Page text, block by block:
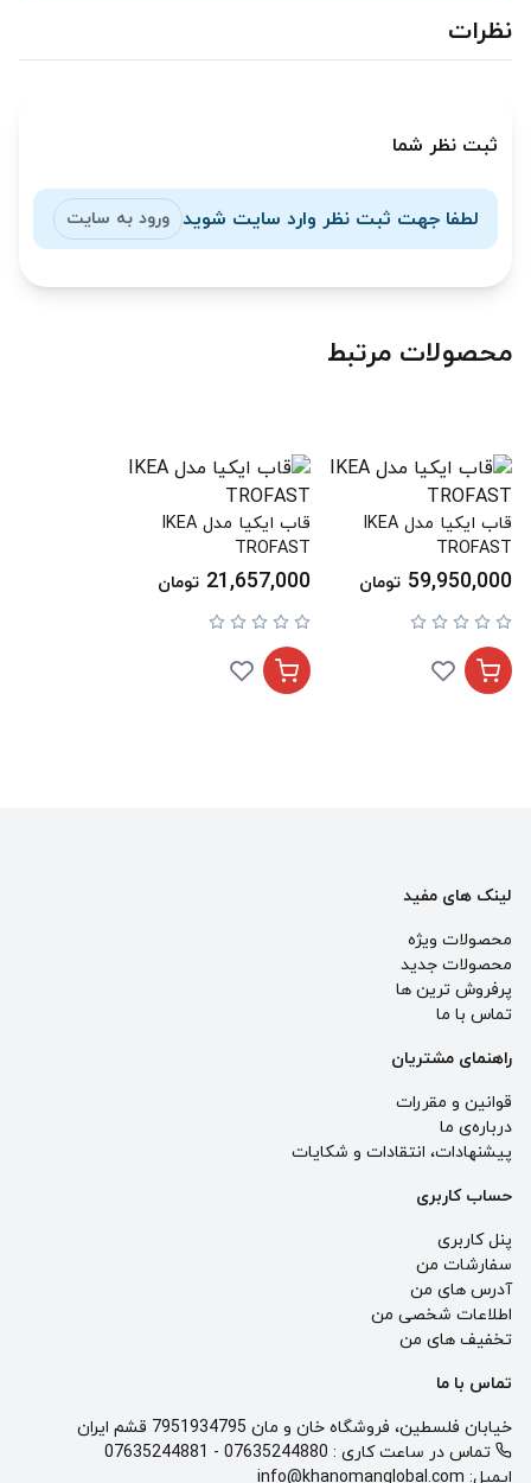
نظرات
ثبت نظر شما
لطفا جهت ثبت نظر وارد سایت شوید ورود به سایت
محصولات مرتبط
قاب ایکیا مدل IKEA
TROFAST
59,950,000 تومان
قاب ایکیا مدل IKEA
TROFAST
21,657,000 تومان
لینک های مفید
محصولات ویژه
محصولات جدید
پرفروش ترین‌ ها
تماس با ما
راهنمای مشتریان
قوانین و مقررات
درباره‌ی ما
پيشنهادات، انتقادات و شكايات
حساب کاربری
پنل کاربری
سفارشات من
آدرس های من
اطلاعات شخصی من
تخفیف های من
تماس با ما
خیابان فلسطین، فروشگاه خان و مان 7951934795 قشم ایران
تماس در ساعت کاری : 07635244880
-
07635244881
ایمیل: info@khanomanglobal.com